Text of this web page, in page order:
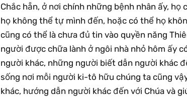
Chắc hẵn, ở nơi chính những bệnh nhân ấy,
họ không thể tự mình đến, hoặc có thể họ
cũng có thể là chưa đủ tin vào quyền năng
người được chữa lành ở ngôi nhà nhỏ hôm ấy
người khác, những người biết dẫn người khác
sống nơi mỗi người ki-tô hữu chúng ta cũng
khác, hướng dẫn người khác đến với Chúa và